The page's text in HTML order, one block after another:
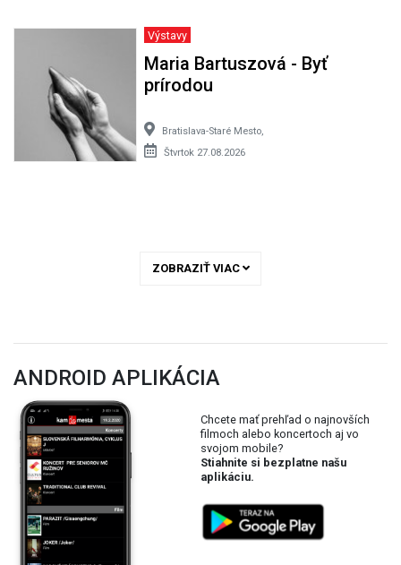
Výstavy
Maria Bartuszová - Byť
prírodou
Bratislava-Staré Mesto,
Štvrtok 27.08.2026
ZOBRAZIŤ VIAC
ANDROID APLIKÁCIA
Chcete mať prehľad o najnovších
filmoch alebo koncertoch aj vo
svojom mobile?
Stiahnite si bezplatne našu
aplikáciu.